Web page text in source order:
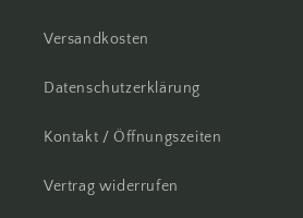
Versandkosten
Datenschutzerklärung
Kontakt / Öffnungszeiten
Vertrag widerrufen